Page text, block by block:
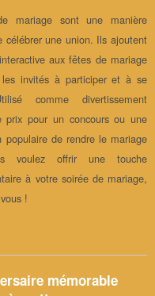
mariage sont une manière
célébrer une union. Ils ajoutent
aux fêtes de mariage
invités à participer et à se
comme divertissement
prix pour un concours ou une
populaire de rendre le mariage
voulez offrir une touche
à votre soirée de mariage,
!
mémorable